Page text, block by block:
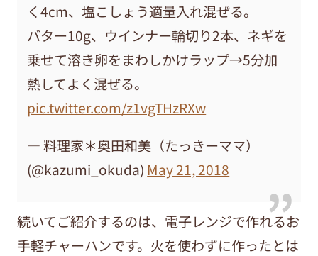
く4cm、塩こしょう適量入れ混ぜる。
バター10g、ウインナー輪切り2本、ネギを
乗せて溶き卵をまわしかけラップ→5分加
熱してよく混ぜる。
pic.twitter.com/z1vgTHzRXw
— 料理家＊奥田和美（たっきーママ）
(@kazumi_okuda) May 21, 2018
続いてご紹介するのは、電子レンジで作れるお
手軽チャーハンです。火を使わずに作ったとは